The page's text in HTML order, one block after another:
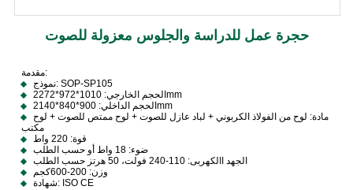
حجرة عمل للدراسة والجلوس معزولة للصوت
مقدمة:
نموذج: SOP-SP105
الحجم الخارجي: 1010*972*2272mm
الحجم الداخلي: 900*840*2140mm
مادة: لوح من الفولاذ الكربوني + لباد عازل للصوت + لوح ممتص للصوت + لوح
مكتب
قوة: 220 واط
ضوء: 18 واط أو حسب الطلب
الجهد االكهربى: 110-240 فولت، 50 هرتز حسب الطلب
وزن: 200-600كجم
شهادة: ISO CE